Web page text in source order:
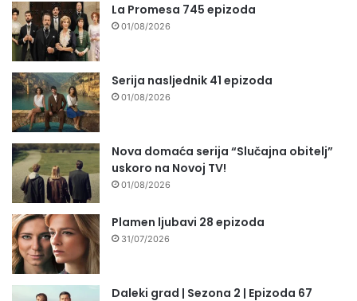
La Promesa 745 epizoda
01/08/2026
Serija nasljednik 41 epizoda
01/08/2026
Nova domaća serija “Slučajna obitelj”
uskoro na Novoj TV!
01/08/2026
Plamen ljubavi 28 epizoda
31/07/2026
Daleki grad | Sezona 2 | Epizoda 67